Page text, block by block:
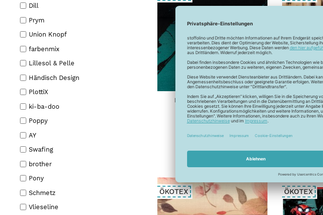
French Terry - Swafing -
Eddy the Crab by
Thorsten Berger -
ÖKOTEX ÖKOTEX
Dill
Prym
Union Knopf
farbenmix
Lillesol & Pelle
Händisch Design
PlottiX
ki-ba-doo
Poppy
AY
Swafing
brother
Pony
Schmetz
Vlieseline